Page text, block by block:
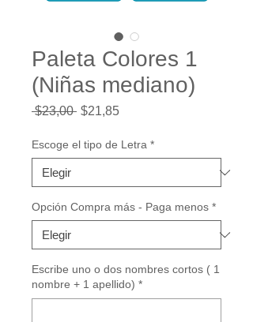
Paleta Colores 1
(Niñas mediano)
$23,00 Precio
$21,85Precio
oferta
Escoge el tipo de Letra *
Opción Compra más - Paga menos *
Escribe uno o dos nombres cortos ( 1
nombre + 1 apellido) *